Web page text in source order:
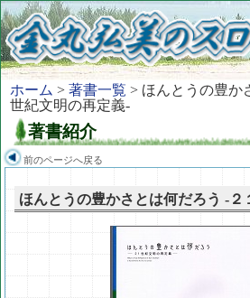
ホーム > 著書一覧 > ほんとうの豊か
世紀文明の再定義-
著書紹介
前のページへ戻る
ほんとうの豊かさとは何だろう -２